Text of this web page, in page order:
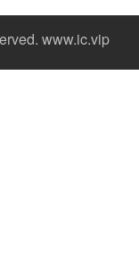
www.ic.vip